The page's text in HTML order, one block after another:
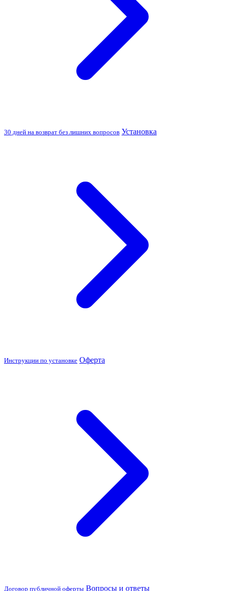
30 дней на возврат без лишних вопросов Установка
Инструкции по установке Оферта
Договор публичной оферты Вопросы и ответы